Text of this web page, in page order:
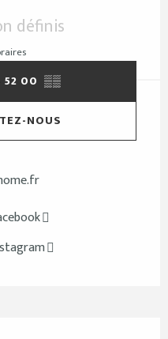
définis
52 00 ▒▒
NOUS